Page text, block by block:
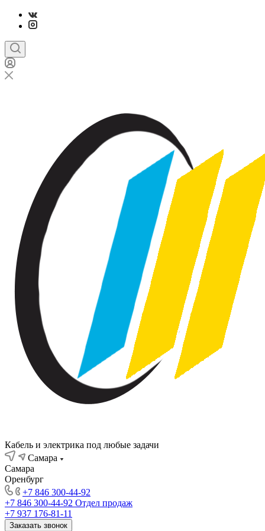
Кабель и электрика под любые задачи
Самара
Самара
Оренбург
+7 846 300-44-92
+7 846 300-44-92 Отдел продаж
+7 937 176-81-11
Заказать звонок